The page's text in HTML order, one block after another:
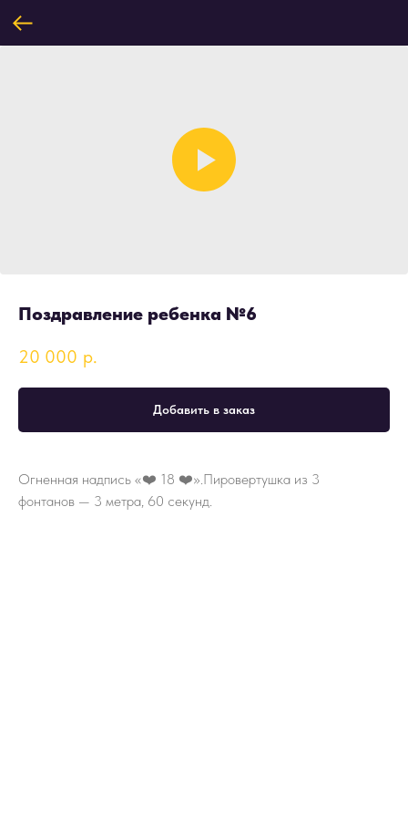
Поздравление ребенка №6
20 000 р.
Добавить в заказ
Огненная надпись «❤️ 18 ❤️».Пировертушка из 3
фонтанов — 3 метра, 60 секунд.